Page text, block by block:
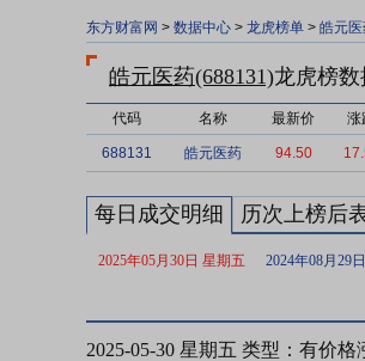
东方财富网 > 数据中心 > 龙虎榜单 > 皓元
皓元医药(688131)龙虎榜数
代码 名称 最新价 涨
688131 皓元医药 94.50
每日成交明细 历次上榜后
2025年05月30日 星期五 2024年08月29
2025-05-30 星期五 类型：有价